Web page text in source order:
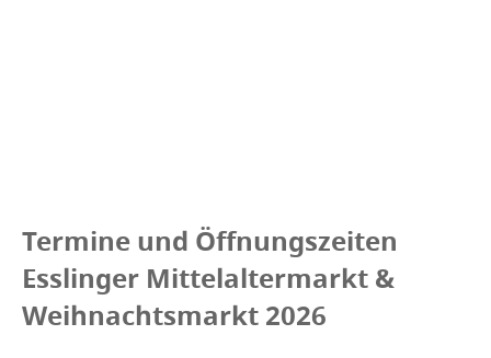
Termine und Öffnungszeiten
Esslinger Mittelaltermarkt &
Weihnachtsmarkt 2026